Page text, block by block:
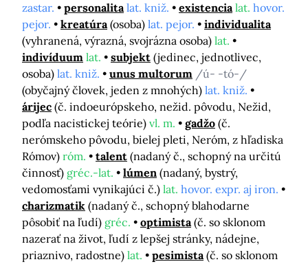
zastar.
personalita lat. kniž. existencia lat. hovor.
pejor.
kreatúra (osoba) lat. pejor.
individualita
(vyhranená, výrazná, svojrázna osoba) lat.
indivíduum lat. subjekt (jedinec, jednotlivec,
osoba) lat. kniž. unus multorum /ú- -tó-/
(obyčajný človek, jeden z mnohých) lat. kniž.
árijec (č. indoeurópskeho, nežid. pôvodu, Nežid,
podľa nacistickej teórie) vl. m. gadžo (č.
nerómskeho pôvodu, bielej pleti, Neróm, z hľadiska
Rómov) róm. talent (nadaný č., schopný na určitú
činnosť) gréc.-lat. lúmen (nadaný, bystrý,
vedomosťami vynikajúci č.) lat. hovor. expr. aj iron.
charizmatik (nadaný č., schopný blahodarne
pôsobiť na ľudí) gréc. optimista (č. so sklonom
nazerať na život, ľudí z lepšej stránky, nádejne,
priaznivo, radostne) lat. pesimista (č. so sklonom